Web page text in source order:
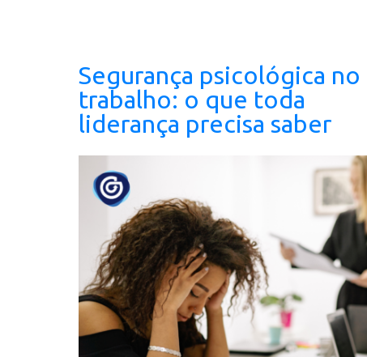
Segurança psicológica no
trabalho: o que toda
liderança precisa saber